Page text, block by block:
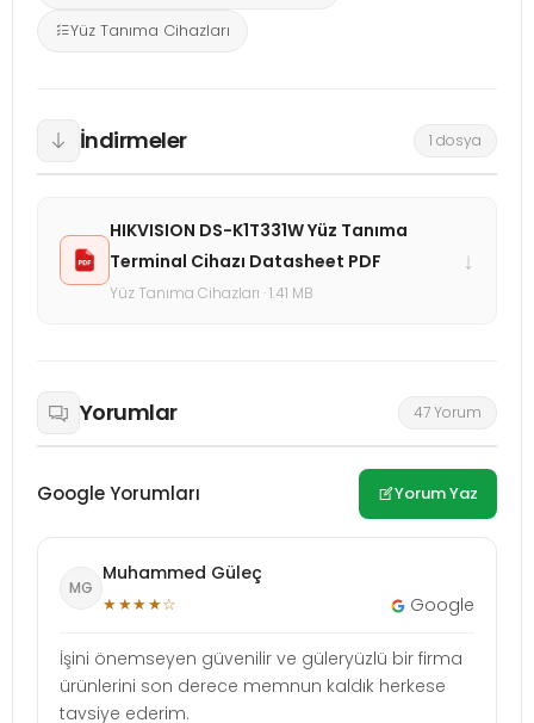
Yüz Tanıma Cihazları
İndirmeler 1 dosya
HIKVISION DS-K1T331W Yüz Tanıma
Terminal Cihazı Datasheet PDF
Yüz Tanıma Cihazları · 1.41 MB
↓
Yorumlar 47 Yorum
Google Yorumları Yorum Yaz
MG
Muhammed Güleç
★★★★☆ Google
İşini önemseyen güvenilir ve güleryüzlü bir firma
ürünlerini son derece memnun kaldık herkese
tavsiye ederim.